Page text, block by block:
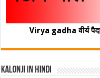
Virya gadha वीर्य पैदा
Kalonji In Hindi